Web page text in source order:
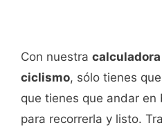
Con nuestra
ciclismo, sólo tienes
que tienes que andar
para recorrerla y listo.